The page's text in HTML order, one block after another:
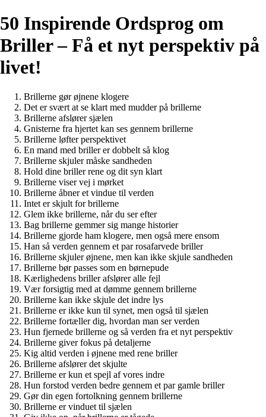
50 Inspirende Ordsprog om
Briller – Få et nyt perspektiv på
livet!
Brillerne gør øjnene klogere
Det er svært at se klart med mudder på brillerne
Brillerne afslører sjælen
Gnisterne fra hjertet kan ses gennem brillerne
Brillerne løfter perspektivet
En mand med briller er dobbelt så klog
Brillerne skjuler måske sandheden
Hold dine briller rene og dit syn klart
Brillerne viser vej i mørket
Brillerne åbner et vindue til verden
Intet er skjult for brillerne
Glem ikke brillerne, når du ser efter
Bag brillerne gemmer sig mange historier
Brillerne gjorde ham klogere, men også mere ensom
Han så verden gennem et par rosafarvede briller
Brillerne skjuler øjnene, men kan ikke skjule sandheden
Brillerne bør passes som en børnepude
Kærlighedens briller afslører alle fejl
Vær forsigtig med at dømme gennem brillerne
Brillerne kan ikke skjule det indre lys
Brillerne er ikke kun til synet, men også til sjælen
Brillerne fortæller dig, hvordan man ser verden
Hun fjernede brillerne og så verden fra et nyt perspektiv
Brillerne giver fokus på detaljerne
Kig altid verden i øjnene med rene briller
Brillerne afslører det skjulte
Brillerne er kun et spejl af vores indre
Hun forstod verden bedre gennem et par gamle briller
Gør din egen fortolkning gennem brillerne
Brillerne er vinduet til sjælen